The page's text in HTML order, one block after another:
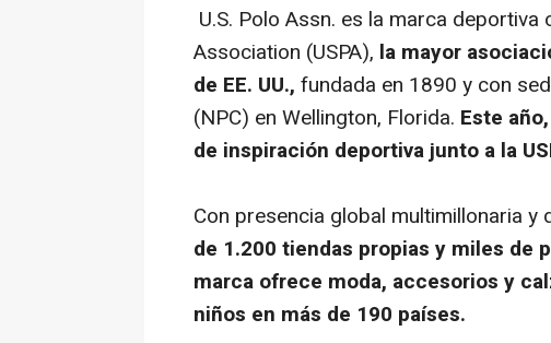
U.S. Polo Assn. es la marca
Association (USPA), la mayor
de EE. UU., fundada en 1890 y con
(NPC) en Wellington, Florida. Este
de inspiración deportiva junto a la
Con presencia global multimillonaria y
de 1.200 tiendas propias y miles de
marca ofrece moda, accesorios y
niños en más de 190 países.